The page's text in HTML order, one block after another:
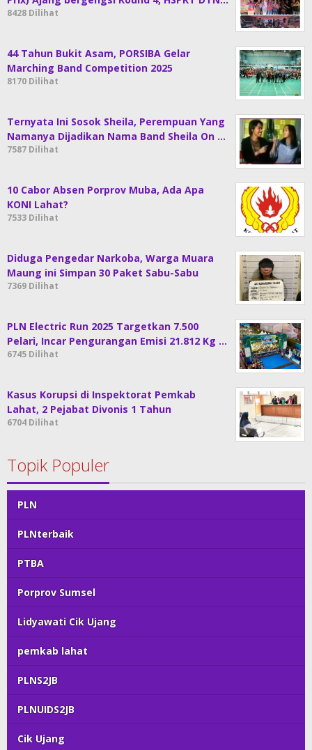
8428 Dilihat
44 Tahun Bukit Asam, PORSIBA Gelar
Marching Band Competition 2025
8170 Dilihat
Ternyata Ini Sosok Sheila, Perempuan Yang
Namanya Dijadikan Nama Band Sheila On …
7587 Dilihat
10 Cabor Absen Porprov Muba, Ada Apa
KONI Lahat?
7533 Dilihat
Diduga Pengedar Narkoba, Warga Muara
Maung ini Simpan 30 Paket Sabu-Sabu
7369 Dilihat
PLN Electric Run 2025 Targetkan 7.500
Pelari, Incar Pengurangan Emisi 21.812 Kg …
6745 Dilihat
Kasus Korupsi di Inspektorat Pemkab
Lahat, 2 Pejabat Divonis 1 Tahun
6704 Dilihat
Topik Populer
PLN
PLNterbaik
PTBA
Porprov Sumsel
Lidyawati Cik Ujang
pemkab lahat
PLNS2JB
PLNUIDS2JB
Cik Ujang